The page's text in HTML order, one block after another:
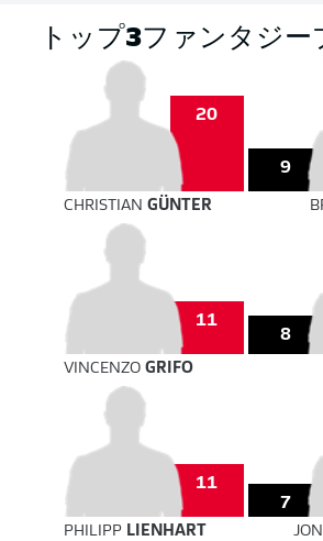
トップ3ファンタジ
20
9
CHRISTIAN GÜNTER
11
8
VINCENZO GRIFO
11
7
PHILIPP LIENHART